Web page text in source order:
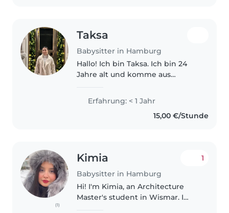
Taksa
Babysitter in Hamburg
Hallo! Ich bin Taksa. Ich bin 24
Jahre alt und komme aus
Englischlehrerin gearbeitet und
bereits Erfahrungen als Au-pair
gesammelt. Diese Tätigkeiten..
Erfahrung: < 1 Jahr
15,00 €/Stunde
(1)
Kimia
Babysitter in Hamburg
1
Hi! I'm Kimia, an Architecture
Master's student in Wismar. I